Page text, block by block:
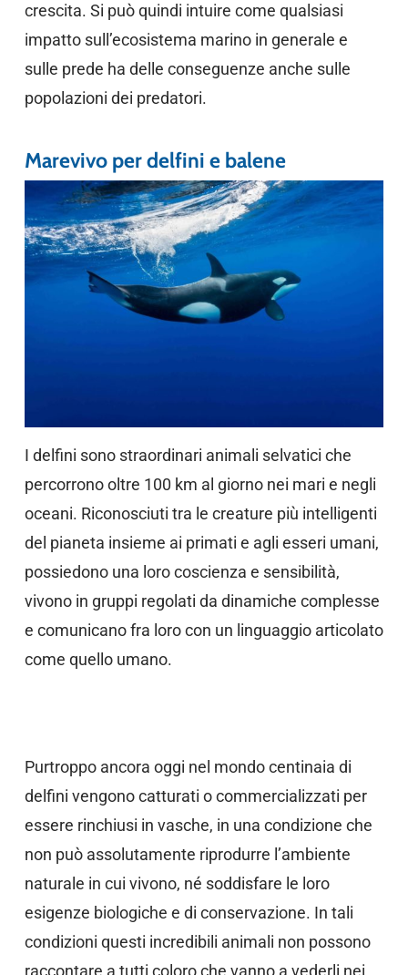
crescita. Si può quindi intuire come qualsiasi
impatto sull’ecosistema marino in generale e
sulle prede ha delle conseguenze anche sulle
popolazioni dei predatori.
Marevivo per delfini e balene
I delfini sono straordinari animali selvatici che
percorrono oltre 100 km al giorno nei mari e negli
oceani. Riconosciuti tra le creature più intelligenti
del pianeta insieme ai primati e agli esseri umani,
possiedono una loro coscienza e sensibilità,
vivono in gruppi regolati da dinamiche complesse
e comunicano fra loro con un linguaggio articolato
come quello umano.
Purtroppo ancora oggi nel mondo centinaia di
delfini vengono catturati o commercializzati per
essere rinchiusi in vasche, in una condizione che
non può assolutamente riprodurre l’ambiente
naturale in cui vivono, né soddisfare le loro
esigenze biologiche e di conservazione. In tali
condizioni questi incredibili animali non possono
raccontare a tutti coloro che vanno a vederli nei